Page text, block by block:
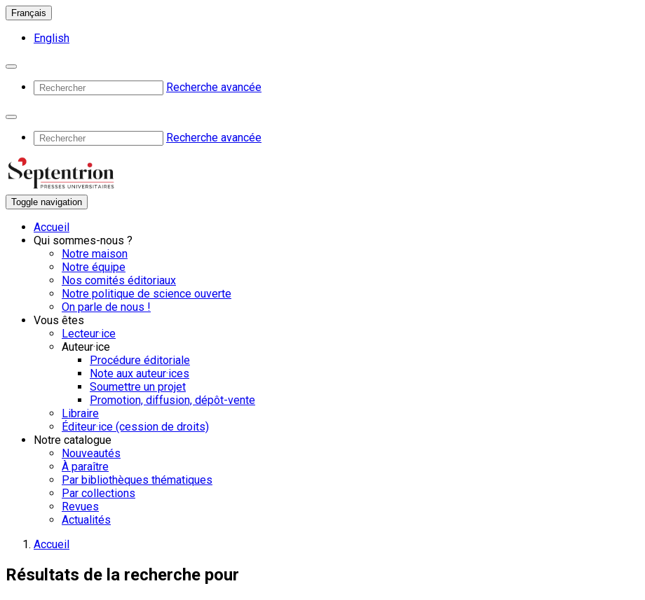
Français
English
Recherche avancée
Recherche avancée
Toggle navigation
Accueil
Qui sommes-nous ?
Notre maison
Notre équipe
Nos comités éditoriaux
Notre politique de science ouverte
On parle de nous !
Vous êtes
Lecteur·ice
Auteur·ice
Procédure éditoriale
Note aux auteur·ices
Soumettre un projet
Promotion, diffusion, dépôt-vente
Libraire
Éditeur·ice (cession de droits)
Notre catalogue
Nouveautés
À paraître
Par bibliothèques thématiques
Par collections
Revues
Actualités
Accueil
Résultats de la recherche pour